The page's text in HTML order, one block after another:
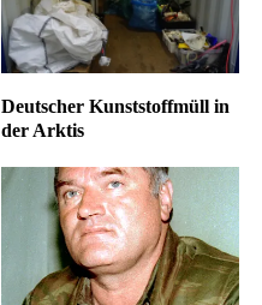
Deutscher Kunststoffmüll in
der Arktis